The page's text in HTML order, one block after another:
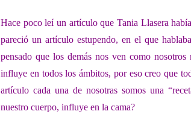
Hace poco leí un artículo que Tania Llasera
pareció un artículo estupendo, en el que
pensado que los demás nos ven como nosotros
influye en todos los ámbitos, por eso creo que
artículo cada una de nosotras somos una
nuestro cuerpo, influye en la cama?